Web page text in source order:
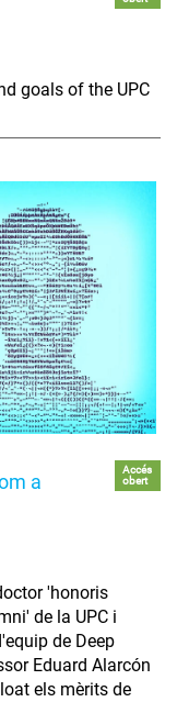
goals of the UPC
a
Accés
obert
'honoris
de la UPC i
de Deep
Eduard Alarcón
els mèrits de